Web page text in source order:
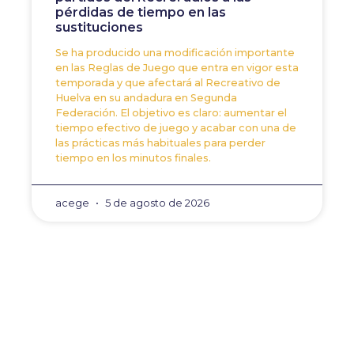
pérdidas de tiempo en las
sustituciones
Se ha producido una modificación importante
en las Reglas de Juego que entra en vigor esta
temporada y que afectará al Recreativo de
Huelva en su andadura en Segunda
Federación. El objetivo es claro: aumentar el
tiempo efectivo de juego y acabar con una de
las prácticas más habituales para perder
tiempo en los minutos finales.
acege 5 de agosto de 2026